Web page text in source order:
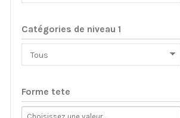
Catégories de niveau 1
Forme tete